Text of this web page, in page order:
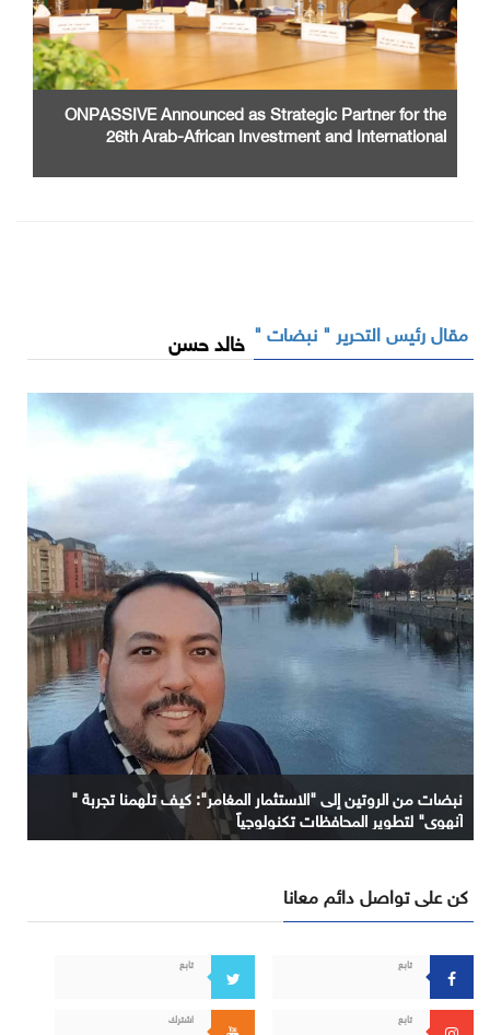
ONPASSIVE Announced as Strategic Partner for the
26th Arab-African Investment and International
مقال رئيس التحرير " نبضات " خالد حسن
نبضات من الروتين إلى "الاستثمار المغامر": كيف تلهمنا تجربة "
آنهوي" لتطوير المحافظات تكنولوجياً
كن على تواصل دائم معانا
تابع تابع
تابع اشترك